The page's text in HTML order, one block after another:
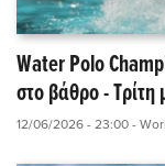
Water Polo
στο βάθρο -
12/06/2026 - 23:00 -